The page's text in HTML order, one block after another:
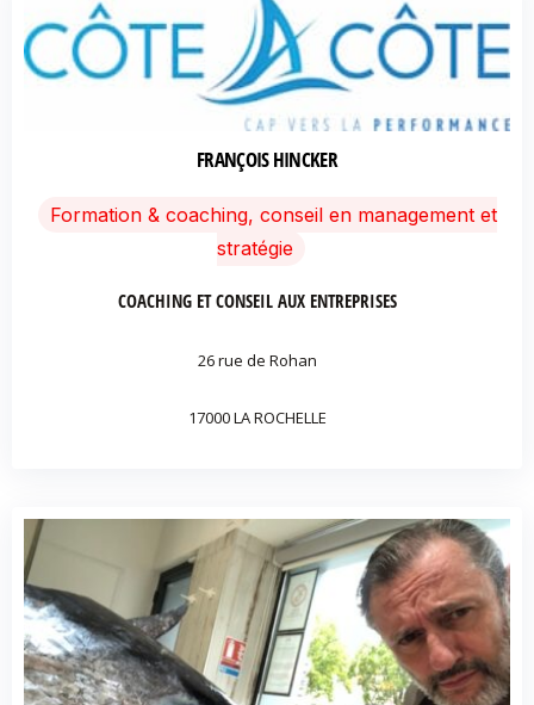
FRANÇOIS HINCKER
Formation & coaching, conseil en management et
stratégie
COACHING ET CONSEIL AUX ENTREPRISES
26 rue de Rohan
17000 LA ROCHELLE